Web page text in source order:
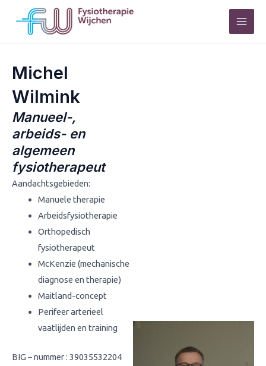
Main
Michel
Wilmink
Manueel-,
arbeids- en
algemeen
fysiotherapeut
Aandachtsgebieden:
Manuele therapie
Arbeidsfysiotherapie
Orthopedisch
fysiotherapeut
McKenzie (mechanische
diagnose en therapie)
Maitland-concept
Perifeer arterieel
vaatlijden en training
BIG – nummer : 39035532204